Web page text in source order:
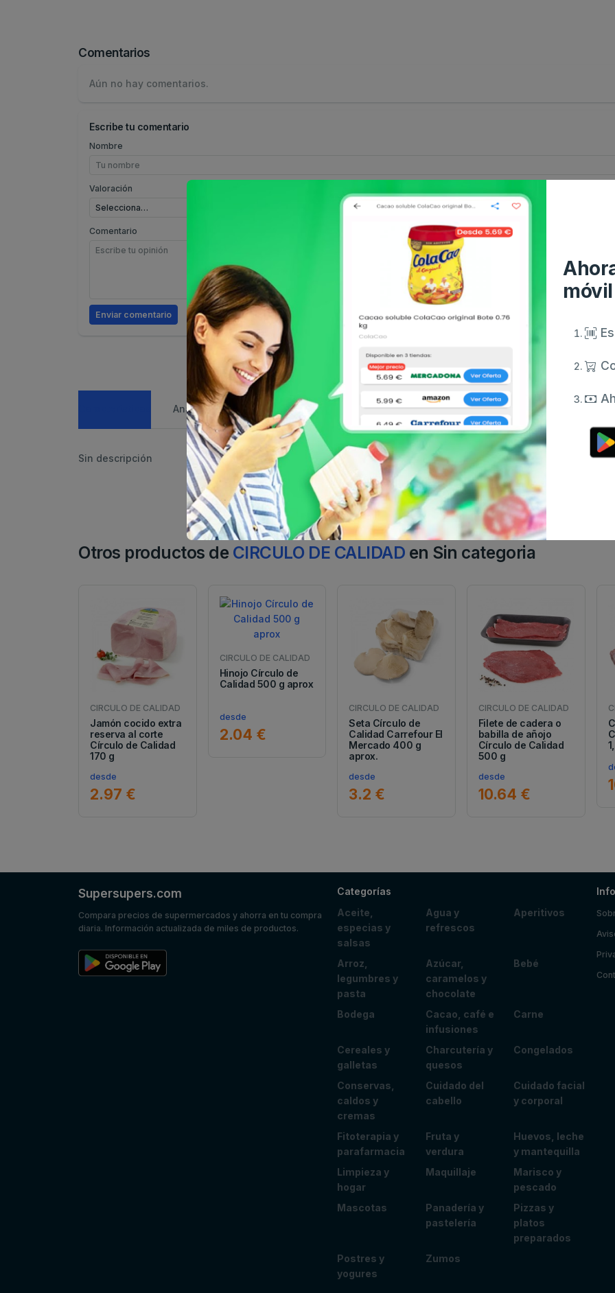
Comentarios
Aún no hay comentarios.
Escribe tu comentario
Nombre
Valoración
Comentario
Enviar comentario
Análisis de precio
Sin descripción
Otros productos de CIRCULO DE CALIDAD en Sin categoria
CIRCULO DE CALIDAD
Jamón cocido extra
reserva al corte
Círculo de Calidad
170 g
desde
2.97 €
CIRCULO DE CALIDAD
Hinojo Círculo de
Calidad 500 g aprox
desde
2.04 €
CIRCULO DE CALIDAD
Seta Círculo de
Calidad Carrefour El
Mercado 400 g
aprox.
desde
3.2 €
CIRCULO DE CALIDAD
Filete de cadera o
babilla de añojo
Círculo de Calidad
500 g
desde
10.64 €
móvil
Supersupers.com
Compara precios de supermercados y ahorra en tu compra
diaria. Información actualizada de miles de productos.
Categorías
Aceite,
especias y
salsas
Agua y
refrescos
Aperitivos
Arroz,
legumbres y
pasta
Azúcar,
caramelos y
chocolate
Bebé
Bodega
Cacao, café e
infusiones
Carne
Cereales y
galletas
Charcutería y
quesos
Congelados
Conservas,
caldos y
cremas
Cuidado del
cabello
Cuidado facial
y corporal
Fitoterapia y
parafarmacia
Fruta y
verdura
Huevos, leche
y mantequilla
Limpieza y
hogar
Maquillaje
Marisco y
pescado
Mascotas
Panadería y
pastelería
Pizzas y
platos
preparados
Postres y
yogures
Zumos